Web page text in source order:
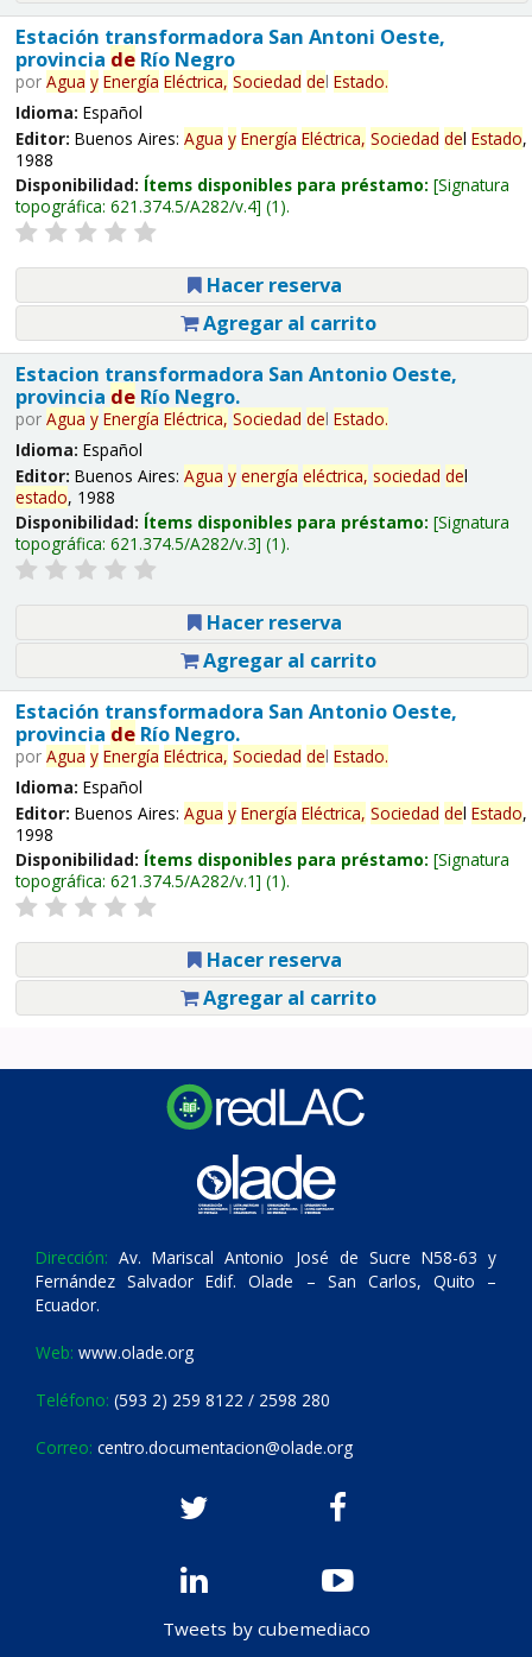
Estación transformadora San Antoni Oeste,
provincia deRío Negro
por Agua y Energía Eléctrica, Sociedad del Estado.
Idioma: Español
Editor: Buenos Aires: Agua y Energía Eléctrica, Sociedad del Estado,
1988
Disponibilidad: Ítems disponibles para préstamo: Signatura
topográfica: 621.374.5/A282/v.4 (1).
Hacer reserva
Agregar al carrito
Estacion transformadora San Antonio Oeste,
provincia deRío Negro.
por Agua y Energía Eléctrica, Sociedad del Estado.
Idioma: Español
Editor: Buenos Aires: Agua y energía eléctrica, sociedad del
estado, 1988
Disponibilidad: Ítems disponibles para préstamo: Signatura
topográfica: 621.374.5/A282/v.3 (1).
Hacer reserva
Agregar al carrito
Estación transformadora San Antonio Oeste,
provincia deRío Negro.
por Agua y Energía Eléctrica, Sociedad del Estado.
Idioma: Español
Editor: Buenos Aires: Agua y Energía Eléctrica, Sociedad del Estado,
1998
Disponibilidad: Ítems disponibles para préstamo: Signatura
topográfica: 621.374.5/A282/v.1 (1).
Hacer reserva
Agregar al carrito
Dirección: Av. Mariscal Antonio José de Sucre N58-63 y
Fernández Salvador Edif. Olade – San Carlos, Quito –
Ecuador.
Web: www.olade.org
Teléfono: (593 2) 259 8122 / 2598 280
Correo: centro.documentacion@olade.org
Tweets by cubemediaco